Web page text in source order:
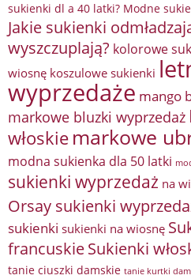
sukienki dl a 40 latki? Modne
Jakie sukienki
wyszczuplają? kolorowe
wiosnę koszulowe sukienki
wyprzedaże mango
markowe bluzki wyprzedaż
włoskie markowe
modna sukienka dla 50 latki
sukienki wyprzedaż na
Orsay sukienki
sukienki sukienki na wiosnę
francuskieSukienki
tanie ciuszki damskie tanie kurtki